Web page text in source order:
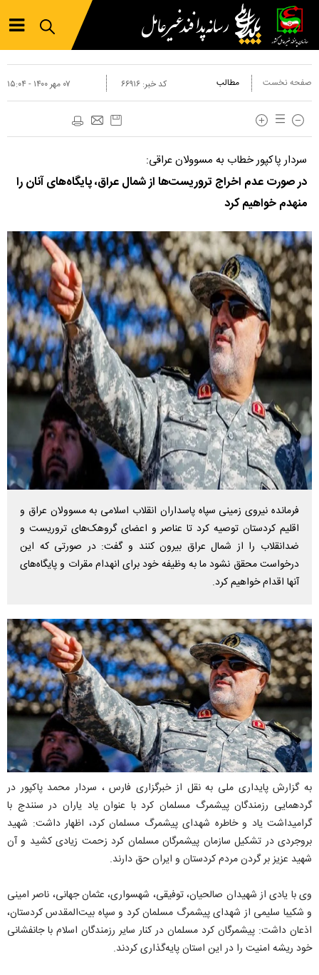
صفحه نخست مطالب ۰۷ مهر ۱۴۰۰ - ۱۵:۰۴ کد خبر:۶۶۹۱۶
سردار پاکپور خطاب به مسوولان عراقی:
در صورت عدم اخراج تروریست‌ها از شمال عراق، پایگاه‌های آنان را
منهدم خواهیم کرد
فرمانده نیروی زمینی سپاه پاسداران انقلاب اسلامی به مسوولان عراق و
اقلیم کردستان توصیه کرد تا عناصر و اعضای گروهک‌های تروریست و
ضدانقلاب را از شمال عراق بیرون کنند و گفت: در صورتی که این
درخواست محقق نشود ما به وظیفه خود برای انهدام مقرات و پایگاه‌های
آنها اقدام خواهیم کرد.
به گزارش پایداری ملی به نقل از خبرگزاری فارس ، سردار محمد پاکپور در
گردهمایی رزمندگان پیشمرگ مسلمان کرد با عنوان یاد یاران در سنندج با
گرامیداشت یاد و خاطره شهدای پیشمرگ مسلمان کرد، اظهار داشت: شهید
بروجردی در تشکیل سازمان پیشمرگان مسلمان کرد زحمت زیادی کشید و آن
شهید عزیز بر گردن مردم کردستان و ایران حق دارند.
وی با یادی از شهیدان صالحیان، توفیقی، شهسواری، عثمان جهانی، ناصر امینی
و شکیبا سلیمی از شهدای پیشمرگ مسلمان کرد و سپاه بیت‌المقدس کردستان،
اذعان داشت: پیشمرگان کرد مسلمان در کنار سایر رزمندگان اسلام با جانفشانی
خود ریشه امنیت را در این استان پایه‌گذاری کردند.